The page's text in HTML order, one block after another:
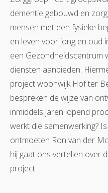
dementie gebouwd en
mensen met een fysieke
en leven voor jong en oud
een Gezondheidscentrum
diensten aanbieden.
project woonwijk Hof ter
bespreken de wijze van
inmiddels jaren lopend
werkt die samenwerking?
ontmoeten Ron van der
hij gaat ons vertellen over
project.